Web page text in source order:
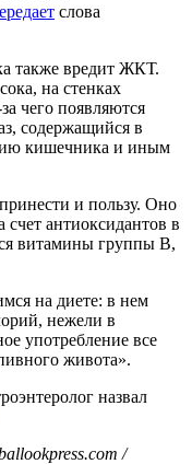
слова
также вредит ЖКТ.
на стенках
чего появляются
содержащийся в
кишечника и иным
и пользу. Оно
счет антиоксидантов в
витамины группы В,
на диете: в нем
нежели в
употребление все
живота».
назвал
/